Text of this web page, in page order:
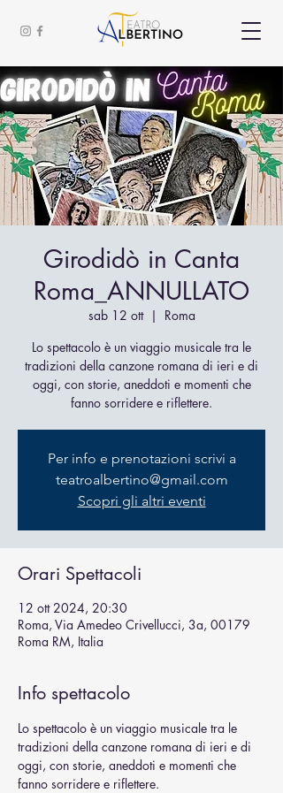
Girodidò in Canta
Roma_ANNULLATO
sab 12 ott
  |
Roma
Lo spettacolo è un viaggio musicale tra le
tradizioni della canzone romana di ieri e di
oggi, con storie, aneddoti e momenti che
fanno sorridere e riflettere.
Per info e prenotazioni scrivi a
teatroalbertino@gmail.com
Scopri gli altri eventi
Orari Spettacoli
12 ott 2024, 20:30
Roma, Via Amedeo Crivellucci, 3a, 00179
Roma RM, Italia
Info spettacolo
Lo spettacolo è un viaggio musicale tra le
tradizioni della canzone romana di ieri e di
oggi, con storie, aneddoti e momenti che
fanno sorridere e riflettere.